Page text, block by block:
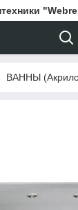
ВАННЫ